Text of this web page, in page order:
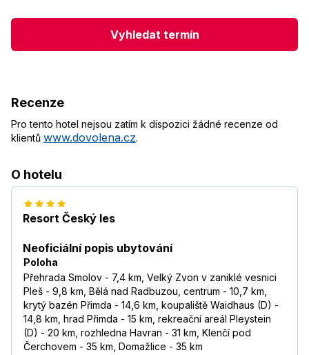
Vyhledat termín
Recenze
Pro tento hotel nejsou zatím k dispozici žádné recenze od
klientů www.dovolena.cz.
O hotelu
Resort Český les
Neoficiální popis ubytování
Poloha
Přehrada Smolov - 7,4 km, Velký Zvon v zaniklé vesnici
Pleš - 9,8 km, Bělá nad Radbuzou, centrum - 10,7 km,
krytý bazén Přimda - 14,6 km, koupaliště Waidhaus (D) -
14,8 km, hrad Přimda - 15 km, rekreační areál Pleystein
(D) - 20 km, rozhledna Havran - 31 km, Klenčí pod
Čerchovem - 35 km, Domažlice - 35 km